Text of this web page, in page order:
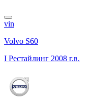
vin
Volvo S60
I Рестайлинг 2008 г.в.